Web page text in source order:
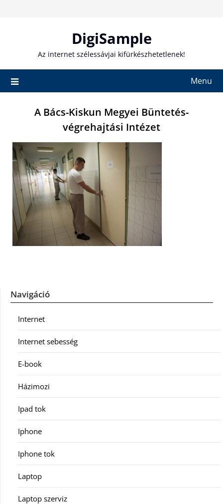
DigiSample
Az internet szélessávjai kifürkészhetetlenek!
Menu
A Bács-Kiskun Megyei Büntetés-
végrehajtási Intézet
Navigáció
Internet
Internet sebesség
E-book
Házimozi
Ipad tok
Iphone
Iphone tok
Laptop
Laptop szerviz